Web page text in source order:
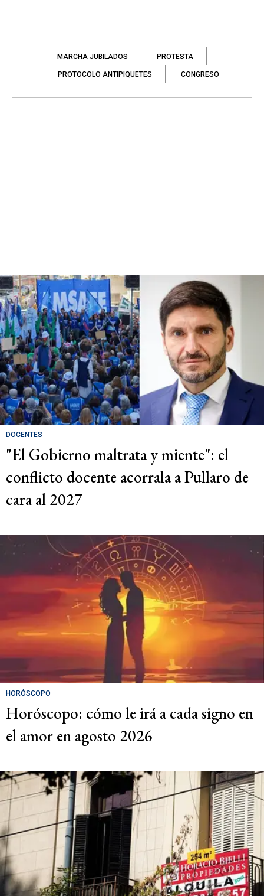
MARCHA JUBILADOS PROTESTA
PROTOCOLO ANTIPIQUETES CONGRESO
DOCENTES
"El Gobierno maltrata y miente": el
conflicto docente acorrala a Pullaro de
cara al 2027
HORÓSCOPO
Horóscopo: cómo le irá a cada signo en
el amor en agosto 2026